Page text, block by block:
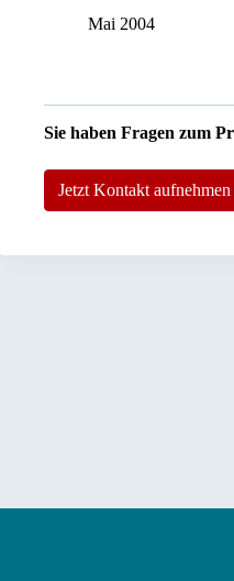
Mai 2004
Sie haben Fragen zum
Jetzt Kontakt aufnehmen